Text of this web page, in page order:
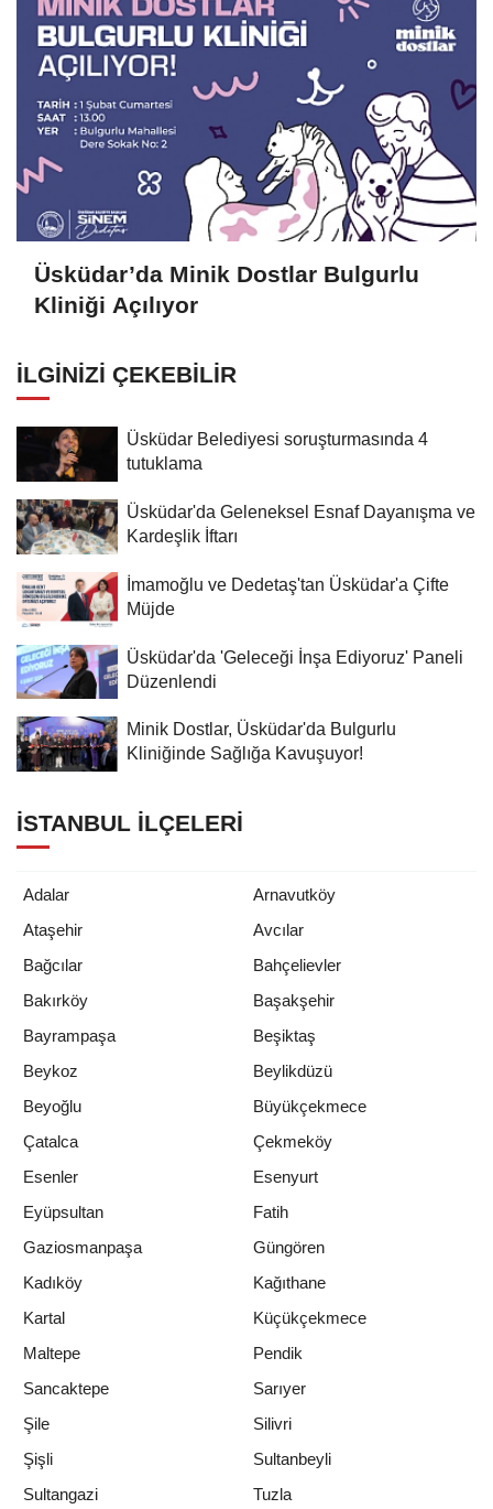
Üsküdar’da Minik Dostlar Bulgurlu
Kliniği Açılıyor
İLGINIZI ÇEKEBILIR
Üsküdar Belediyesi soruşturmasında 4
tutuklama
Üsküdar'da Geleneksel Esnaf Dayanışma ve
Kardeşlik İftarı
İmamoğlu ve Dedetaş'tan Üsküdar'a Çifte
Müjde
Üsküdar'da 'Geleceği İnşa Ediyoruz' Paneli
Düzenlendi
Minik Dostlar, Üsküdar'da Bulgurlu
Kliniğinde Sağlığa Kavuşuyor!
İSTANBUL İLÇELERI
Adalar
Arnavutköy
Ataşehir
Avcılar
Bağcılar
Bahçelievler
Bakırköy
Başakşehir
Bayrampaşa
Beşiktaş
Beykoz
Beylikdüzü
Beyoğlu
Büyükçekmece
Çatalca
Çekmeköy
Esenler
Esenyurt
Eyüpsultan
Fatih
Gaziosmanpaşa
Güngören
Kadıköy
Kağıthane
Kartal
Küçükçekmece
Maltepe
Pendik
Sancaktepe
Sarıyer
Şile
Silivri
Şişli
Sultanbeyli
Sultangazi
Tuzla